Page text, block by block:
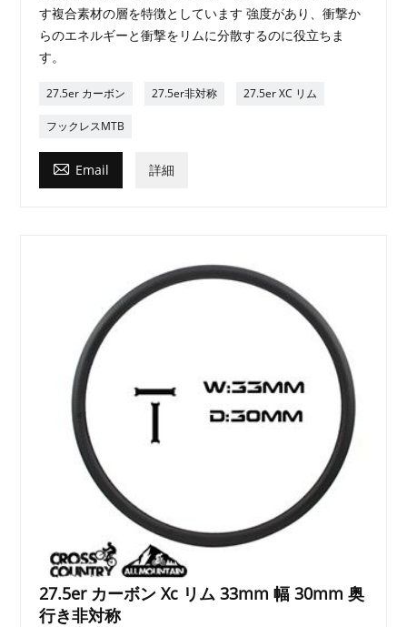
す複合素材の層を特徴としています 強度があり、衝撃か
らのエネルギーと衝撃をリムに分散するのに役立ちま
す。
27.5er カーボン 27.5er非対称 27.5er XC リム
フックレスMTB
 Email 詳細
27.5er カーボン Xc リム 33mm 幅 30mm 奥
行き非対称